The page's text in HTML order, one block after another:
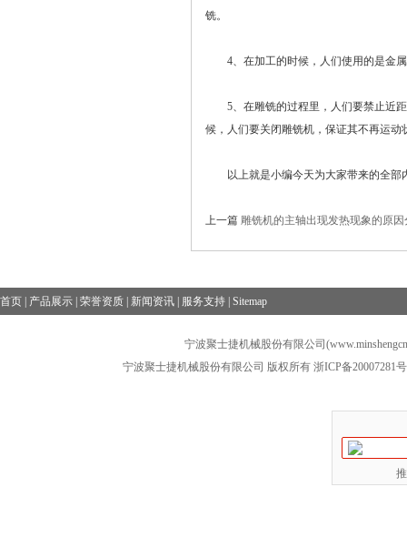
铣。
4、在加工的时候，人们使用的是金属
5、在雕铣的过程里，人们要禁止近距
候，人们要关闭雕铣机，保证其不再运动
以上就是小编今天为大家带来的全部
上一篇 雕铣机的主轴出现发热现象的原因
首页 产品展示 荣誉资质 新闻资讯 服务支持 Sitemap
宁波聚士捷机械股份有限公司
宁波聚士捷机械股份有限公司 版权所有 浙ICP备20007281